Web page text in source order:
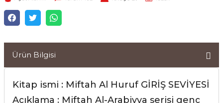
Ürün Bilgisi
Kitap ismi : Miftah Al Huruf GİRİŞ SEVİYESİ
Açıklama : Miftah Al-Arabiyya serisi genç